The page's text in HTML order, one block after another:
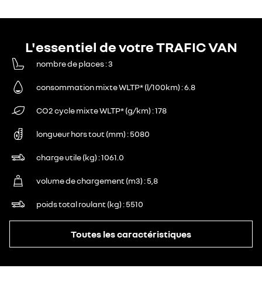
L'essentiel de votre TRAFIC VAN
nombre de places 3
consommation mixte WLTP* (l/100km) 6.8
CO2 cycle mixte WLTP* (g/km) 178
longueur hors tout (mm) 5080
charge utile (kg) 1061.0
volume de chargement (m3) 5,8
poids total roulant (kg) 5510
Toutes les caractéristiques